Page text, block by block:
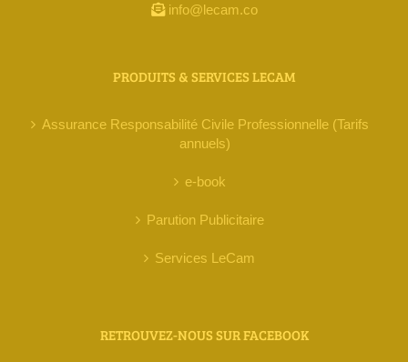
info@lecam.co
PRODUITS & SERVICES LECAM
Assurance Responsabilité Civile Professionnelle (Tarifs
annuels)
e-book
Parution Publicitaire
Services LeCam
RETROUVEZ-NOUS SUR FACEBOOK